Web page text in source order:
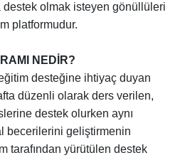
olmak isteyen gönüllüleri
platformudur.
NEDİR?
desteğine ihtiyaç duyan
düzenli olarak ders verilen,
destek olurken aynı
becerilerini geliştirmenin
tarafından yürütülen destek